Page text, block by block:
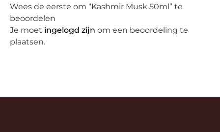
Wees de eerste om “Kashmir Musk 50ml” te
beoordelen
Je moet ingelogd zijn om een beoordeling te
plaatsen.